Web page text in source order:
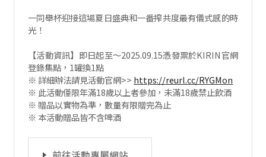
一同舉杯迎接這場夏日盛典和一番搾共度最有儀式感的時
光！
【活動資訊】即日起至～2025.09.15憑發票於KIRIN官網
登錄集點，1罐換1點
※ 詳細辦法請見活動官網>> https://reurl.cc/RYGMon
※ 此活動僅限年滿18歲以上者參加，未滿18歲禁止飲酒
※ 贈品以實物為準，數量有限贈完為止
※ 本活動贈品皆不含啤酒